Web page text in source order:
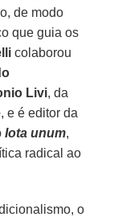
de modo
que guia os
colaborou
Livi, da
, e é editor da
Iota unum,
radical ao
o